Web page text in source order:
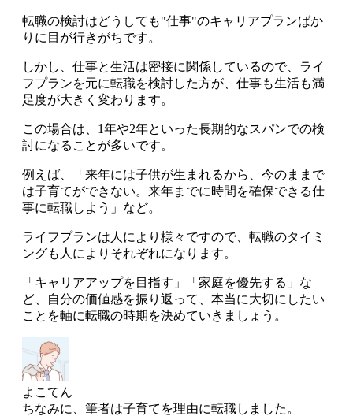
転職の検討はどうしても"仕事"のキャリアプランばか
りに目が行きがちです。
しかし、仕事と生活は密接に関係しているので、 ライ
フプランを元に転職を検討した方が、仕事も生活も満
足度が大きく変わります。
この場合は、1年や2年といった長期的なスパンでの検
討になることが多いです。
例えば、「来年には子供が生まれるから、今のままで
は子育てができない。来年までに時間を確保できる仕
事に転職しよう」など。
ライフプランは人により様々ですので、転職のタイミ
ングも人によりそれぞれになります。
「キャリアアップを目指す」「家庭を優先する」な
ど、自分の価値感を振り返って、本当に大切にしたい
ことを軸に転職の時期を決めていきましょう 。
よこてん
ちなみに、筆者は子育てを理由に転職しました。